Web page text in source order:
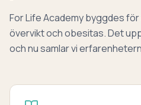
For Life Academy byggdes
övervikt och obesitas. Det
och nu samlar vi